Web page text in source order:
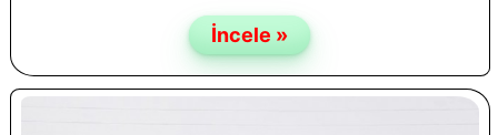
İncele »